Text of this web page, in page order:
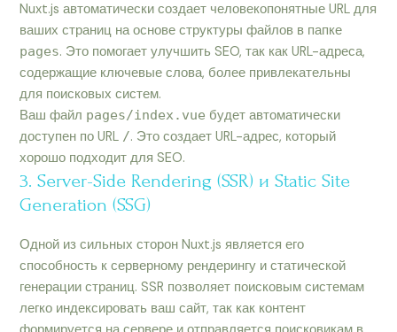
Nuxt.js автоматически создает человекопонятные URL для
ваших страниц на основе структуры файлов в папке
pages. Это помогает улучшить SEO, так как URL-адреса,
содержащие ключевые слова, более привлекательны
для поисковых систем.
Ваш файл pages/index.vue будет автоматически
доступен по URL /. Это создает URL-адрес, который
хорошо подходит для SEO.
3. Server-Side Rendering (SSR) и Static Site
Generation (SSG)
Одной из сильных сторон Nuxt.js является его
способность к серверному рендерингу и статической
генерации страниц. SSR позволяет поисковым системам
легко индексировать ваш сайт, так как контент